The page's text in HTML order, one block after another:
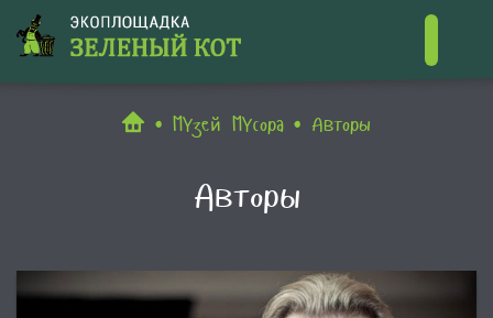
Контакты
МУзей МУсора Авторы
Авторы